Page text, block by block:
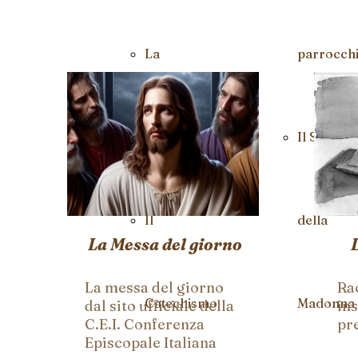
La
Segreteria
Il
Catechismo
Il
della
Madonna
La Messa del giorno
La messa del giorno
dal sito ufficiale della
C.E.I. Conferenza
Episcopale Italiana